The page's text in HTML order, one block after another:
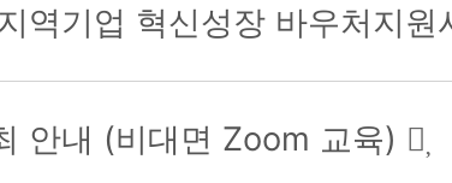
역기업 혁신성장 바우처지
안내 (비대면 Zoom 교육)